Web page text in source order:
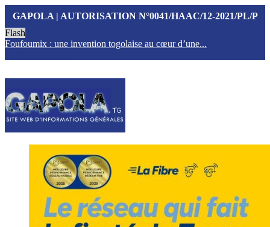
GAPOLA | AUTORISATION N°0041/HAAC/12-2021/PL/P
Flash
Foufoumix : une invention togolaise au cœur d’une...